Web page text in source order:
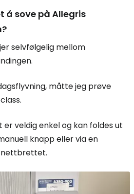
å sove på Allegris
selvfølgelig mellom
måtte jeg prøve
er veldig enkel og kan foldes ut
knapp eller via en
nettbrettet.